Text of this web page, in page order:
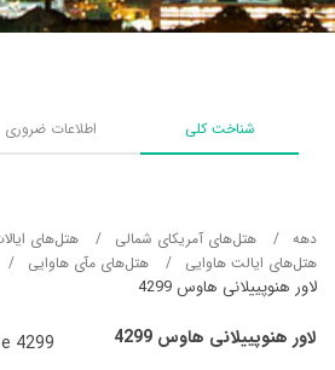
شناخت کلی اطلاعات ضروری
دهه هتل‌های آمریکای شمالی
هتل‌های
هتل‌های ایالت هاوایی
هتل‌های مآی هاوایی
لاور هنوپییلانی هاوس 4299
لاور هنوپییلانی هاوس 4299 4299